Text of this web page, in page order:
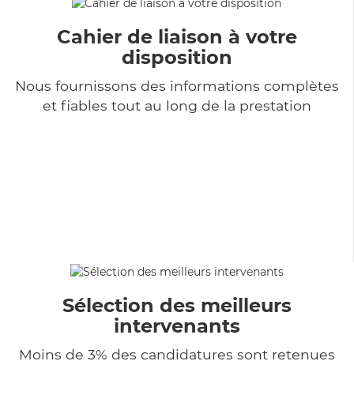
Cahier de liaison à votre
disposition
Nous fournissons des informations complètes
et fiables tout au long de la prestation
Sélection des meilleurs
intervenants
Moins de 3% des candidatures sont retenues